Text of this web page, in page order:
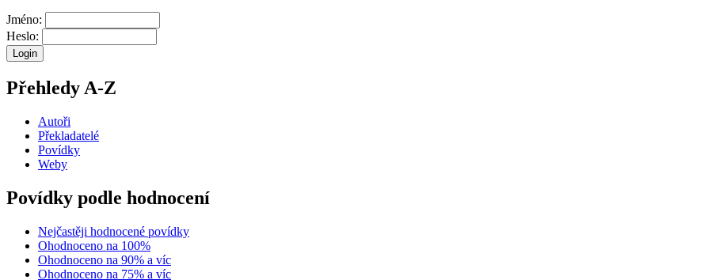
Jméno:
Heslo:
Přehledy A-Z
Autoři
Překladatelé
Povídky
Weby
Povídky podle hodnocení
Nejčastěji hodnocené povídky
Ohodnoceno na 100%
Ohodnoceno na 90% a víc
Ohodnoceno na 75% a víc